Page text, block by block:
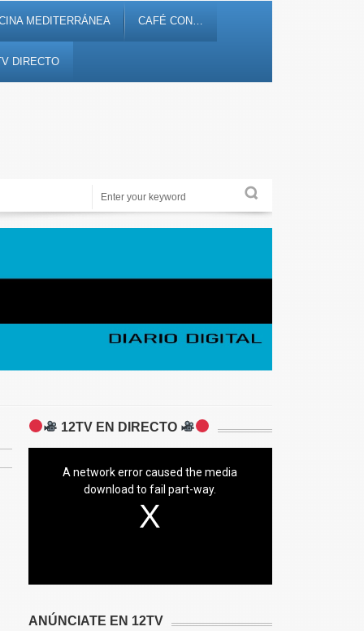
MEDITERRÁNEA CAFÉ CON…
DIRECTO
Noticias, debates, fiestas, cultura, ocio y entretenimiento
12TV EN DIRECTO
A network error caused the media
download to fail part-way.
ANÚNCIATE EN 12TV